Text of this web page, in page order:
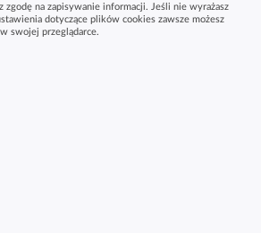
zgodę na zapisywanie informacji. Jeśli nie wyrażasz
dotyczące plików cookies zawsze możesz
swojej przeglądarce.